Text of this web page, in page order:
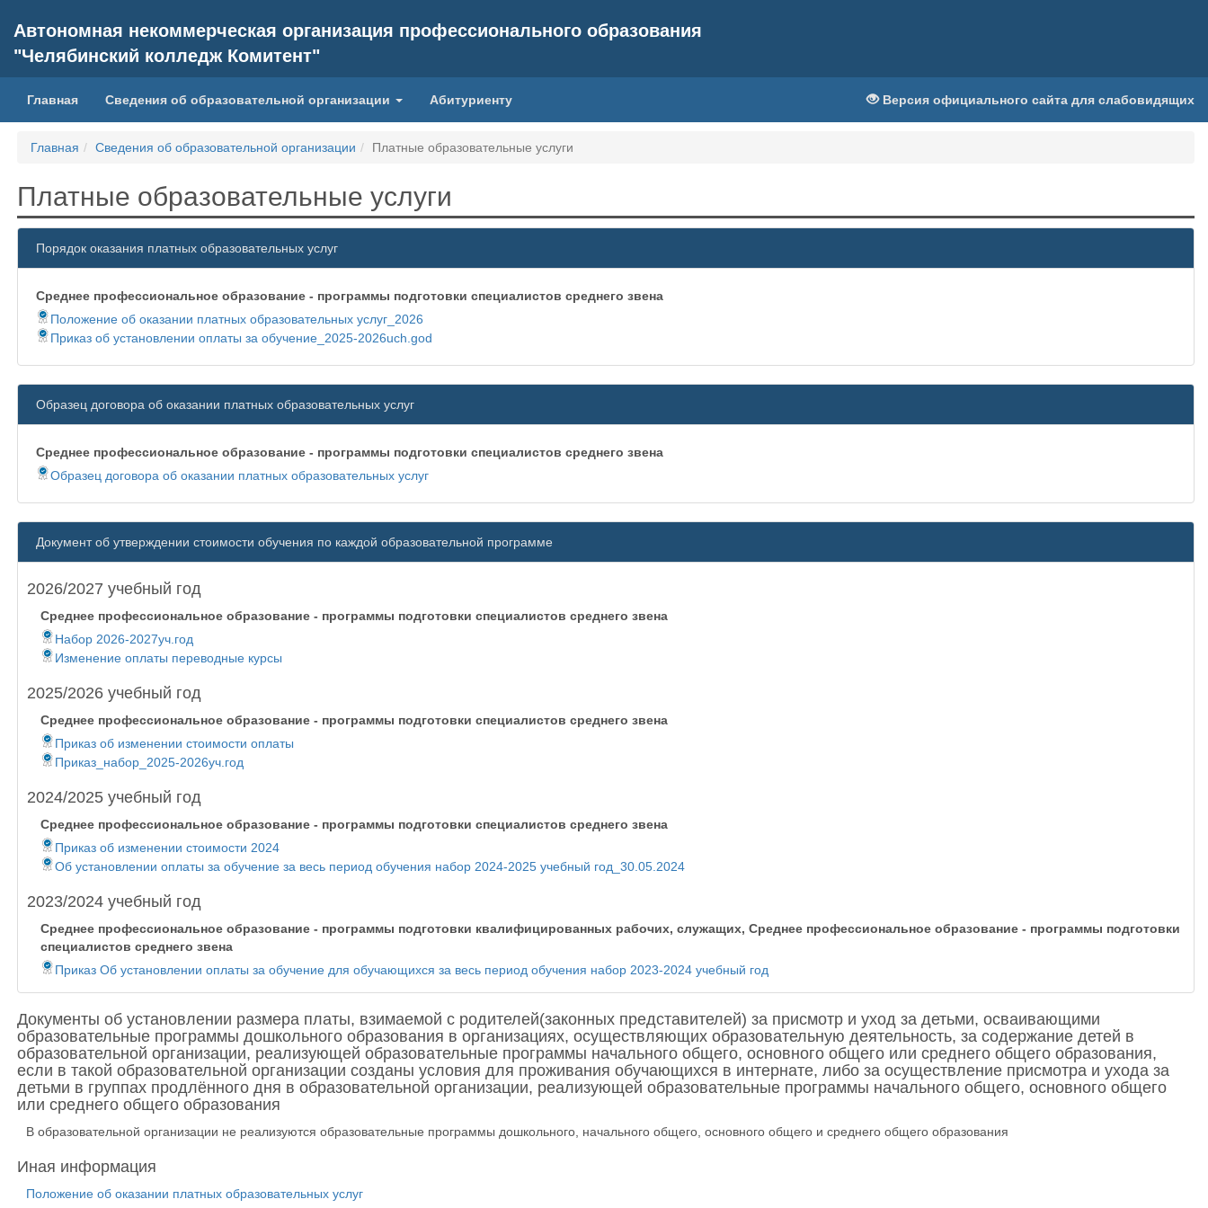
Автономная некоммерческая организация профессионального образования
"Челябинский колледж Комитент"
Главная(current)Сведения об образовательной организации Абитуриенту Версия официального сайта для слабовидящих
Главная Сведения об образовательной организации Платные образовательные услуги
Платные образовательные услуги
Порядок оказания платных образовательных услуг
Среднее профессиональное образование - программы подготовки специалистов среднего звена
Положение об оказании платных образовательных услуг_2026
Приказ об установлении оплаты за обучение_2025-2026uch.god
Образец договора об оказании платных образовательных услуг
Среднее профессиональное образование - программы подготовки специалистов среднего звена
Образец договора об оказании платных образовательных услуг
Документ об утверждении стоимости обучения по каждой образовательной программе
2026/2027 учебный год
Среднее профессиональное образование - программы подготовки специалистов среднего звена
Набор 2026-2027уч.год
Изменение оплаты переводные курсы
2025/2026 учебный год
Среднее профессиональное образование - программы подготовки специалистов среднего звена
Приказ об изменении стоимости оплаты
Приказ_набор_2025-2026уч.год
2024/2025 учебный год
Среднее профессиональное образование - программы подготовки специалистов среднего звена
Приказ об изменении стоимости 2024
Об установлении оплаты за обучение за весь период обучения набор 2024-2025 учебный год_30.05.2024
2023/2024 учебный год
Среднее профессиональное образование - программы подготовки квалифицированных рабочих, служащих, Среднее профессиональное образование - программы подготовки
специалистов среднего звена
Приказ Об установлении оплаты за обучение для обучающихся за весь период обучения набор 2023-2024 учебный год
Документы об установлении размера платы, взимаемой с родителей(законных представителей) за присмотр и уход за детьми, осваивающими
образовательные программы дошкольного образования в организациях, осуществляющих образовательную деятельность, за содержание детей в
образовательной организации, реализующей образовательные программы начального общего, основного общего или среднего общего образования,
если в такой образовательной организации созданы условия для проживания обучающихся в интернате, либо за осуществление присмотра и ухода за
детьми в группах продлённого дня в образовательной организации, реализующей образовательные программы начального общего, основного общего
или среднего общего образования
В образовательной организации не реализуются образовательные программы дошкольного, начального общего, основного общего и среднего общего образования
Иная информация
Положение об оказании платных образовательных услуг